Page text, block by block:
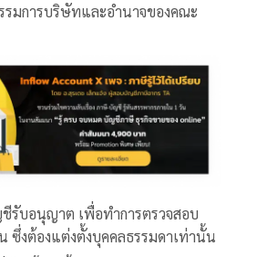
รมการบริษัทและอำนาจของคณะ
รับอนุญาต เพื่อทำการตรวจสอบ
ซึ่งต้องแต่งตั้งบุคคลธรรมดาเท่านั้น